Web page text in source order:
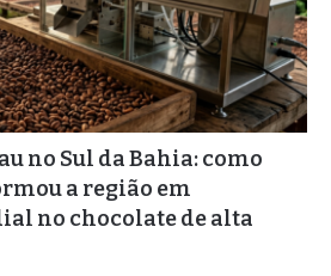
no Sul da Bahia: como
a região em
no chocolate de alta